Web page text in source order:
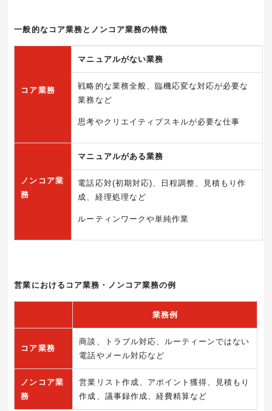
一般的なコア業務とノンコア業務の特徴
コア業務
マニュアルがない業務
戦略的な業務全般、臨機応変な対応が必要な
業務など
思考やクリエイティブスキルが必要な仕事
ノンコア業
務
マニュアルがある業務
電話応対(初期対応) 、日程調整、見積もり作
成、経理処理など
ルーティンワークや単純作業
営業におけるコア業務・ノンコア業務の例
業務例
コア業務
商談、トラブル対応、ルーティーンではない
電話やメール対応など
ノンコア業
務
営業リスト作成、アポイント獲得、見積もり
作成、議事録作成、経費精算など